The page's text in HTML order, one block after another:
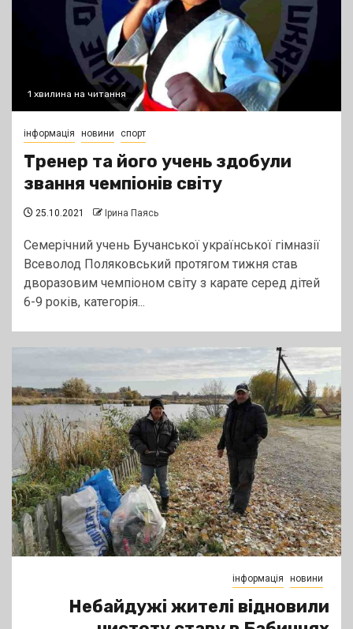
1 хвилина на читання
інформація новини спорт
Тренер та його учень здобули
звання чемпіонів світу
25.10.2021 Ірина Паясь
Семерічний учень Бучанської української гімназії
Всеволод Поляковський протягом тижня став
дворазовим чемпіоном світу з карате серед дітей
6-9 років, категорія...
інформація новини
Небайдужі жителі відновили